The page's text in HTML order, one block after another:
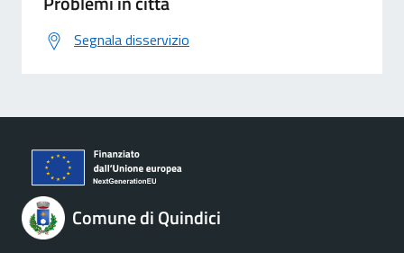
Segnala disservizio
Comune di Quindici